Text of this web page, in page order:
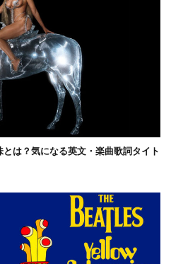
は？気になる英文・楽曲歌詞タイト